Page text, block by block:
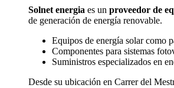
Solnet energia es un proveedor de
de generación de energía renovable.
Equipos de energía solar como
Componentes para sistemas
Suministros especializados en
Desde su ubicación en Carrer del